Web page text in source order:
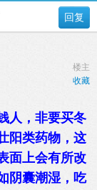
回复
楼主
收藏
人，非要买冬
阳类药物，这
面上会有所改
阴囊潮湿，吃